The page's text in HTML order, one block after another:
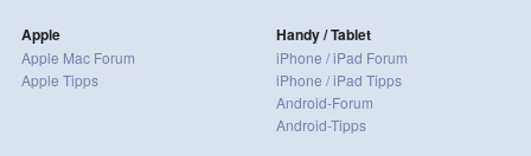
Apple
Apple Mac Forum
Apple Tipps
Handy / Tablet
iPhone / iPad Forum
iPhone / iPad Tipps
Android-Forum
Android-Tipps